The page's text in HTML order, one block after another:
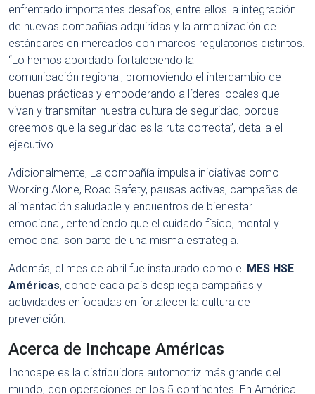
enfrentado importantes desafíos, entre ellos la integración
de nuevas compañías adquiridas y la armonización de
estándares en mercados con marcos regulatorios distintos.
“Lo hemos abordado fortaleciendo la
comunicación regional, promoviendo el intercambio de
buenas prácticas y empoderando a líderes locales que
vivan y transmitan nuestra cultura de seguridad, porque
creemos que la seguridad es la ruta correcta”, detalla el
ejecutivo.
Adicionalmente, La compañía impulsa iniciativas como
Working Alone, Road Safety, pausas activas, campañas de
alimentación saludable y encuentros de bienestar
emocional, entendiendo que el cuidado físico, mental y
emocional son parte de una misma estrategia.
Además, el mes de abril fue instaurado como el MES HSE
Américas, donde cada país despliega campañas y
actividades enfocadas en fortalecer la cultura de
prevención.
Acerca de Inchcape Américas
Inchcape es la distribuidora automotriz más grande del
mundo, con operaciones en los 5 continentes. En América